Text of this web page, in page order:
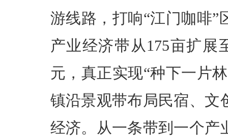
游线路，打响“江门咖啡
产业经济带从175亩扩展
元，真正实现“种下一片
镇沿景观带布局民宿、文
经济。从一条带到一个产